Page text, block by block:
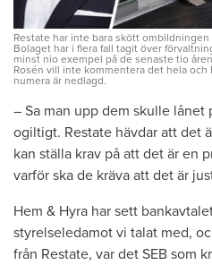
Restate har inte bara skött
Bolaget har i flera fall tagit över
minst nio exempel på de senaste tio
Rosén vill inte kommentera det hela
numera är nedlagd.
– Sa man upp dem skulle lånet
ogiltigt. Restate hävdar att det
kan ställa krav på att det är en
varför ska de kräva att det är
Hem & Hyra har sett
styrelseledamot vi talat med,
från Restate, var det SEB som